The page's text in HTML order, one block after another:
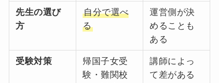
先生の選び
方
自分で選べ
る
運営側が決
めることも
ある
受験対策
帰国子女受
験・難関校
講師によっ
て差がある